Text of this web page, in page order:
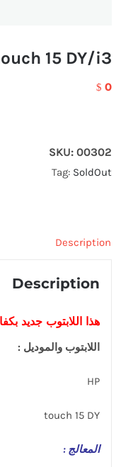
15 DY/i3
$ 0
SKU: 00302
Tag: SoldOut
Description
Description
هذا اللابتوب جديد
اللابتوب والموديل :
HP
touch 15 DY
المعالج :